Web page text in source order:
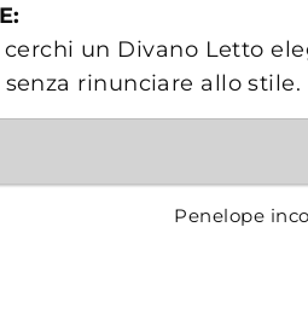
un Divano Letto
rinunciare allo stile.
Penelope